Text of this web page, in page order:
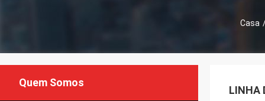
Casa
Quem Somos
LINHA